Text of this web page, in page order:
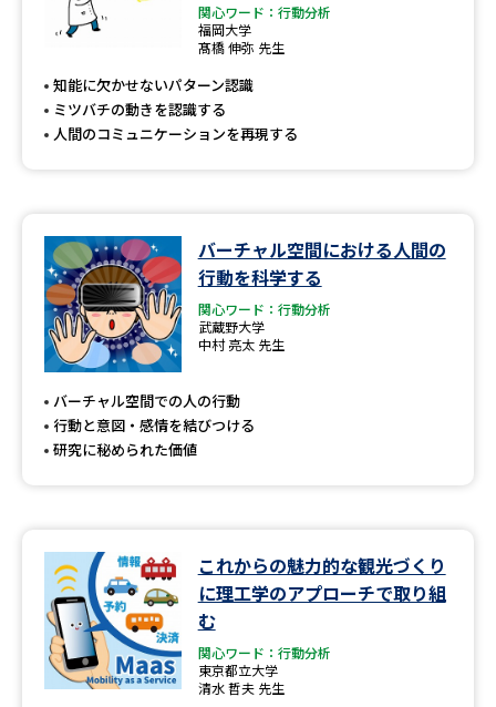
関心ワード：行動分析
福岡大学
髙橋 伸弥 先生
知能に欠かせないパターン認識
ミツバチの動きを認識する
人間のコミュニケーションを再現する
バーチャル空間における人間の
行動を科学する
関心ワード：行動分析
武蔵野大学
中村 亮太 先生
バーチャル空間での人の行動
行動と意図・感情を結びつける
研究に秘められた価値
これからの魅力的な観光づくり
に理工学のアプローチで取り組
む
関心ワード：行動分析
東京都立大学
清水 哲夫 先生